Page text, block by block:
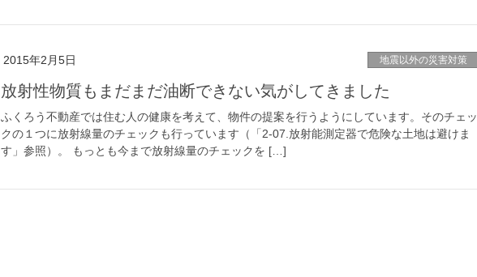
2015年2月5日 地震以外の災害対策
放射性物質もまだまだ油断できない気がしてきました
ふくろう不動産では住む人の健康を考えて、物件の提案を行うようにしています。そのチェッ
クの１つに放射線量のチェックも行っています（「2-07.放射能測定器で危険な土地は避けま
す」参照）。 もっとも今まで放射線量のチェックを […]